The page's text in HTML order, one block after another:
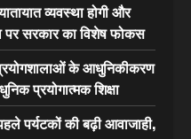
व्यवस्था होगी और
पर सरकार का विशेष फोकस
के आधुनिकीकरण
प्रयोगात्मक शिक्षा
पर्यटकों की बढ़ी आवाजाही,